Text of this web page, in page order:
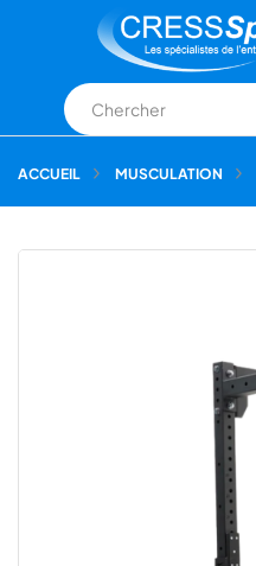
ACCUEIL MUSCULATION